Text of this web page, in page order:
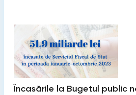
Încasările la Bugetul public